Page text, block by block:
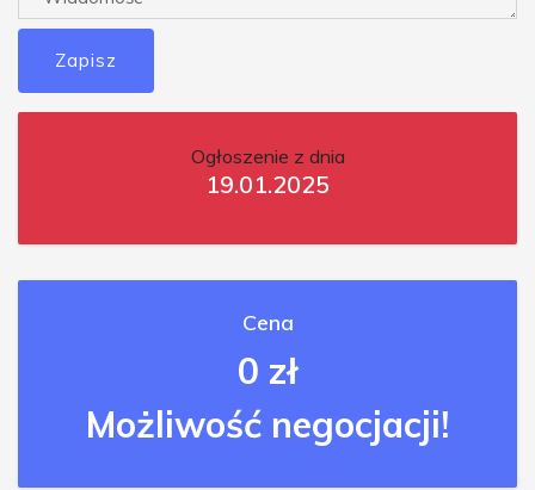
Zapisz
Ogłoszenie z dnia
19.01.2025
Cena
0 zł
Możliwość negocjacji!